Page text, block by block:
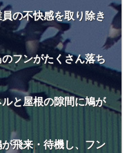
の不快感を取り除き
フンがたくさん落ち
と屋根の隙間に鳩が
飛来・待機し、フン